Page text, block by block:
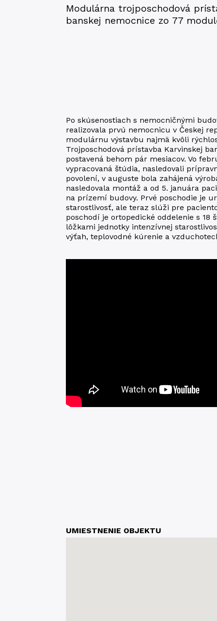
Modulárna trojposchodová
banskej nemocnice zo 77
Po skúsenostiach s nemocničnými
realizovala prvú nemocnicu v Českej
modulárnu výstavbu najmä kvôli
Trojposchodová prístavba Karvinskej
postavená behom pár mesiacov. Vo
vypracovaná štúdia, nasledovali
povolení, v auguste bola zahájená
nasledovala montáž a od 5. januára
na prízemí budovy. Prvé poschodie je
starostlivosť, ale teraz slúži pre
poschodí je ortopedické oddelenie s 18
lôžkami jednotky intenzívnej
výťah, teplovodné kúrenie a
UMIESTNENIE OBJEKTU